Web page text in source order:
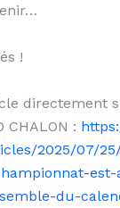
!
directement
CHALON :
2025/07/
est-
du-